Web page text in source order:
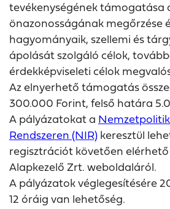
tevékenységének támogatása
önazonosságának megőrzése
hagyományaik, szellemi és
ápolását szolgáló célok,
érdekképviseleti célok
Az elnyerhető támogatás
300.000 Forint, felső határa
A pályázatokat a
Rendszeren (NIR)keresztül
regisztrációt követően
Alapkezelő Zrt. weboldaláról.
A pályázatok véglegesítésére
12 óráig van lehetőség.